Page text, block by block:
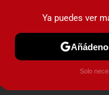
PRUEBAS COCHES
Ya puedes ver
Solo